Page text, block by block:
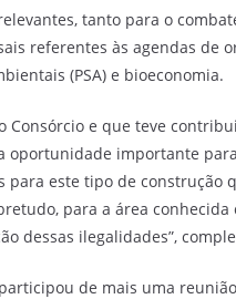
tanto para o
referentes às agendas de
(PSA) e bioeconomia.
e que teve
oportunidade importante
este tipo de construção
para a área conhecida
dessas ilegalidades”,
de mais uma